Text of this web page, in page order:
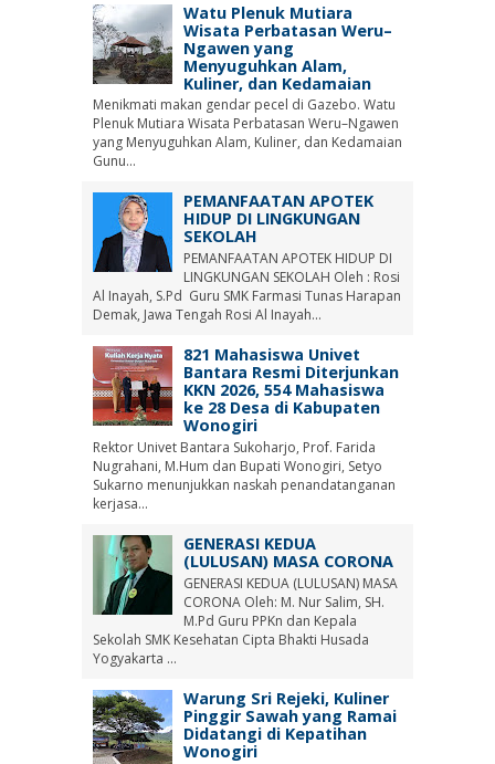
Watu Plenuk Mutiara
Wisata Perbatasan Weru–
Ngawen yang
Menyuguhkan Alam,
Kuliner, dan Kedamaian
Menikmati makan gendar pecel di Gazebo. Watu
Plenuk Mutiara Wisata Perbatasan Weru–Ngawen
yang Menyuguhkan Alam, Kuliner, dan Kedamaian
Gunu...
PEMANFAATAN APOTEK
HIDUP DI LINGKUNGAN
SEKOLAH
PEMANFAATAN APOTEK HIDUP DI
LINGKUNGAN SEKOLAH Oleh : Rosi
Al Inayah, S.Pd Guru SMK Farmasi Tunas Harapan
Demak, Jawa Tengah Rosi Al Inayah...
821 Mahasiswa Univet
Bantara Resmi Diterjunkan
KKN 2026, 554 Mahasiswa
ke 28 Desa di Kabupaten
Wonogiri
Rektor Univet Bantara Sukoharjo, Prof. Farida
Nugrahani, M.Hum dan Bupati Wonogiri, Setyo
Sukarno menunjukkan naskah penandatanganan
kerjasa...
GENERASI KEDUA
(LULUSAN) MASA CORONA
GENERASI KEDUA (LULUSAN) MASA
CORONA Oleh: M. Nur Salim, SH.
M.Pd Guru PPKn dan Kepala
Sekolah SMK Kesehatan Cipta Bhakti Husada
Yogyakarta ...
Warung Sri Rejeki, Kuliner
Pinggir Sawah yang Ramai
Didatangi di Kepatihan
Wonogiri